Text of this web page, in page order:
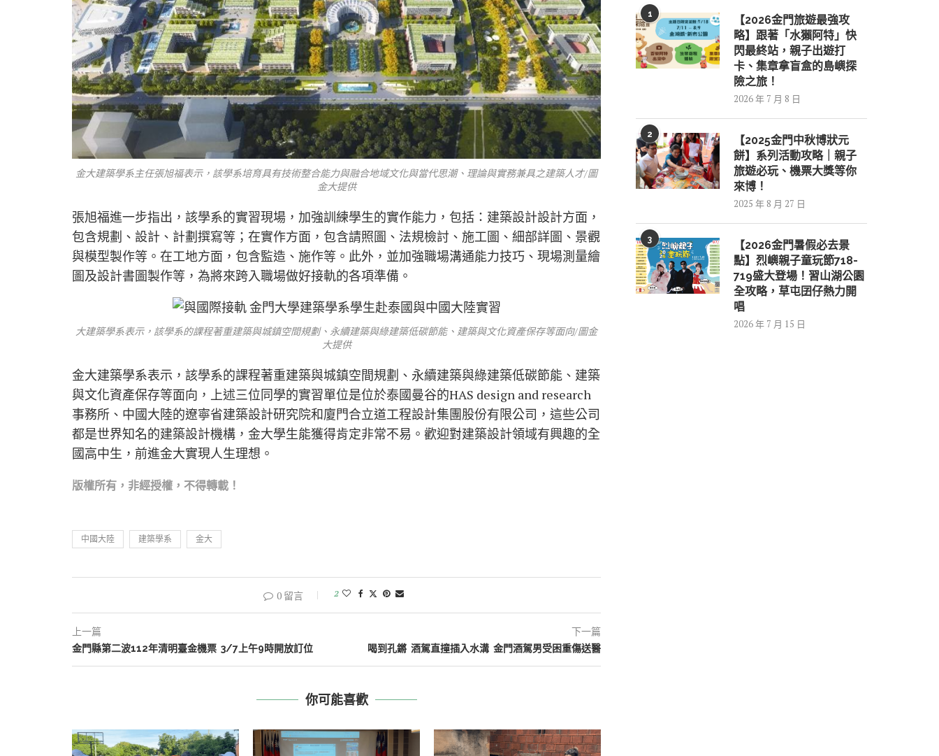
金大建築學系主任張旭福表示，該學系培育具有技術整合能力與融合地域文化與當代思潮、理論與實務兼具之建築人才/圖
金大提供
張旭福進一步指出，該學系的實習現場，加強訓練學生的實作能力，包括：建築設計設計方面，
包含規劃、設計、計劃撰寫等；在實作方面，包含請照圖、法規檢討、施工圖、細部詳圖、景觀
與模型製作等。在工地方面，包含監造、施作等。此外，並加強職場溝通能力技巧、現場測量繪
圖及設計書圖製作等，為將來跨入職場做好接軌的各項準備。
大建築學系表示，該學系的課程著重建築與城鎮空間規劃、永續建築與綠建築低碳節能、建築與文化資產保存等面向/圖金
大提供
金大建築學系表示，該學系的課程著重建築與城鎮空間規劃、永續建築與綠建築低碳節能、建築
與文化資產保存等面向，上述三位同學的實習單位是位於泰國曼谷的HAS design and research
事務所、中國大陸的遼寧省建築設計研究院和廈門合立道工程設計集團股份有限公司，這些公司
都是世界知名的建築設計機構，金大學生能獲得肯定非常不易。歡迎對建築設計領域有興趣的全
國高中生，前進金大實現人生理想。
版權所有，非經授權，不得轉載！
中國大陸 建築學系 金大
0 留言 2
上一篇
金門縣第二波112年清明臺金機票 3/7上午9時開放訂位
下一篇
喝到孔鏘 酒駕直撞插入水溝 金門酒駕男受困重傷送醫
你可能喜歡
1
【2026金門旅遊最強攻
略】跟著「水獺阿特」快
閃最終站，親子出遊打
卡、集章拿盲盒的島嶼探
險之旅！
2026 年 7 月 8 日
2
【2025金門中秋博狀元
餅】系列活動攻略｜親子
旅遊必玩、機票大獎等你
來博！
2025 年 8 月 27 日
3
【2026金門暑假必去景
點】烈嶼親子童玩節718-
719盛大登場！習山湖公園
全攻略，草屯囝仔熱力開
唱
2026 年 7 月 15 日